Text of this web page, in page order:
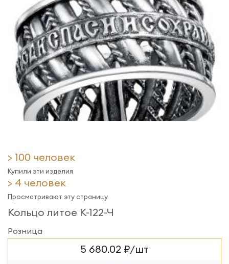
> 100 человек
Купили эти изделия
> 4 человек
Просматривают эту страницу
Кольцо литое К-122-Ч
Розница
5 680.02 ₽/шт